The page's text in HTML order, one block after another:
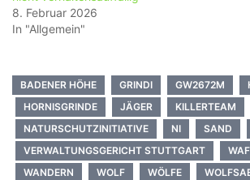
8. Februar 2026
In "Allgemein"
BADENER HÖHE GRINDI GW2672M
HORNISGRINDE
JÄGER
KILLERTEAM
NATURSCHUTZINITIATIVE
NI SAND
VERWALTUNGSGERICHT STUTTGART
WANDERN
WOLF WÖLFE